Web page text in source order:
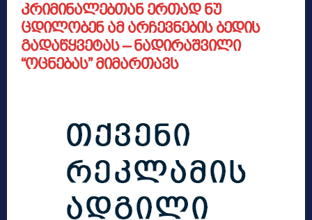
კრიმინალებთან ერთად ნუ
ცდილობენ ამ არჩევნების ბედის
გადაწყვეტას – ნადირაშვილი
“ოცნებას” მიმართავს